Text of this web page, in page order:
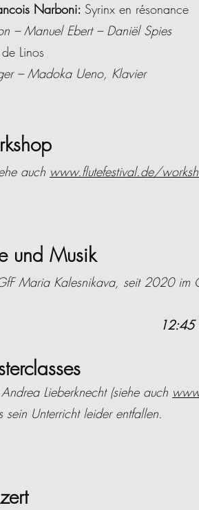
Narboni: Syrinx en résonance
– Manuel Ebert – Daniël Spies
Linos
– Madoka Ueno, Klavier
auch www.flutefestival.de/
und Musik
Maria Kalesnikava, seit 2020 im
12:45
Lieberknecht (siehe auch
sein Unterricht leider entfallen.